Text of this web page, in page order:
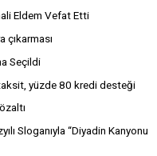
Eldem Vefat Etti
çıkarması
Seçildi
yüzde 80 kredi desteği
Sloganıyla “Diyadin Kanyonu